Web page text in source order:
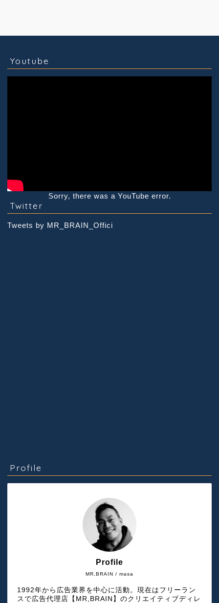
Youtube
Sorry, there was a YouTube error.
Twitter
Tweets by MR_BRAIN_Offici
Profile
MR,BRAIN / masa
Profile
1992年から広告業界を中心に活動。現在はフリーラン
スで広告代理店【MR,BRAIN】のクリエイティブディレ